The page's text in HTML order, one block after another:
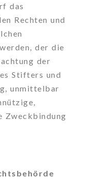
das
Rechten und
der die
der
Stifters und
unmittelbar